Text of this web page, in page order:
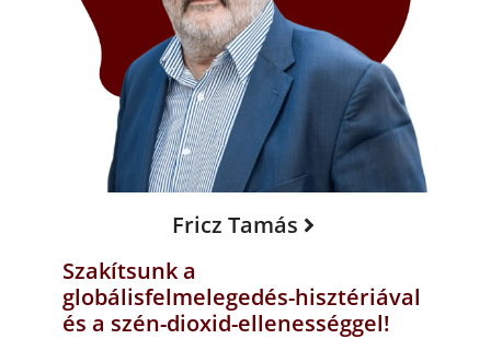
Fricz Tamás
Szakítsunk a
globálisfelmelegedés-hisztériával
és a szén-dioxid-ellenességgel!